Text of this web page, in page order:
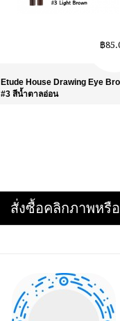
Etude House Drawing Eye
#3 สีน้ำตาลอ่อน
฿
สั่งซื้อคลิกภาพหรื